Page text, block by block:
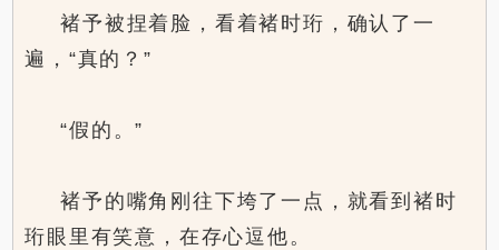
褚予被捏着脸，看着褚时珩，确认了一
遍，“真的？”
“假的。”
褚予的嘴角刚往下垮了一点，就看到褚时
珩眼里有笑意，在存心逗他。